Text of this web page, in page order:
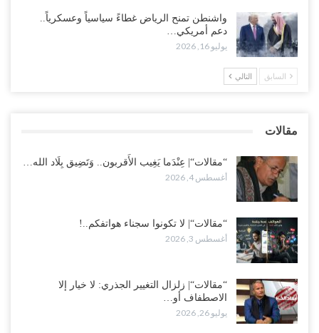
“تعز“| مع اقتراب إعادة الهيكلة السعودية.. سباق بين طارق والإصلاح
لإشعال حرب..!
أغسطس 2, 2026
أغسطس 2, 2026
واشنطن تمنح الرياض غطاءً سياسياً وعسكرياً..
دعم أمريكي…
يوليو 16, 2026
السابق التالي
مقالات
“مقالات“| عِنْدَما يَغِيب الأَقربون.. وَتَضِيق بِلَاد الله…
أغسطس 4, 2026
“مقالات“| لا تكونوا سجناء هواتفكم..!
أغسطس 3, 2026
“مقالات“| زلزال التغيير الجذري: لا خيار إلا
الاصطفاف أو…
يوليو 26, 2026